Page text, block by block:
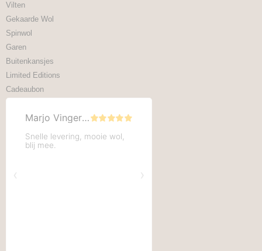
Vilten
Gekaarde Wol
Spinwol
Garen
Buitenkansjes
Limited Editions
Cadeaubon